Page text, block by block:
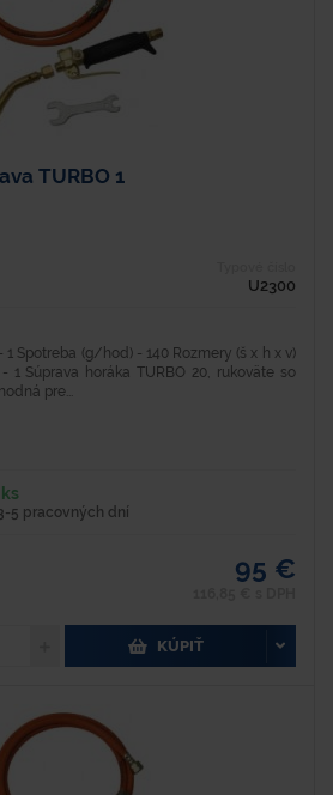
TURBO 1
U2300
1 Spotreba (g/hod) - 140 Rozmery (š x h x v)
1 Súprava horáka TURBO 20, rukoväte so
pre...
5 pracovných dní
95 €
KÚPIŤ